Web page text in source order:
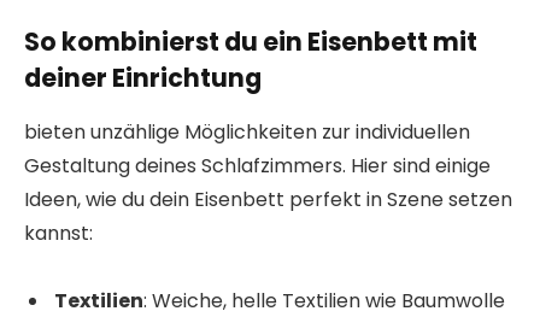
So kombinierst du ein Eisenbett mit
deiner Einrichtung
bieten unzählige Möglichkeiten zur individuellen
Gestaltung deines Schlafzimmers. Hier sind einige
Ideen, wie du dein Eisenbett perfekt in Szene setzen
kannst:
Textilien: Weiche, helle Textilien wie Baumwolle